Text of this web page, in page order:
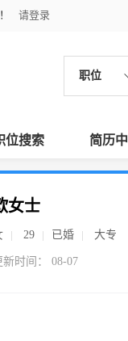
请登录
职位
位搜索 简历
女士
29 已婚 大专
新时间： 08-07